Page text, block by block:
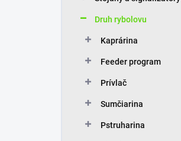
Druh rybolovu
Kaprárina
Feeder program
Prívlač
Sumčiarina
Pstruharina